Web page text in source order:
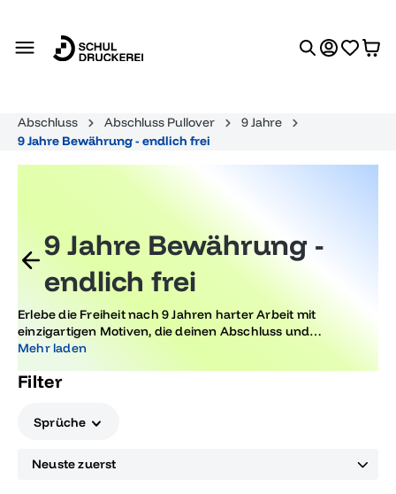
Abschluss Abschluss Pullover
9 Jahre
9 Jahre Bewährung - endlich frei
9 Jahre Bewährung -
endlich frei
Erlebe die Freiheit nach 9 Jahren harter Arbeit mit
einzigartigen Motiven, die deinen Abschluss und
Neubeginn stilvoll in Szene setzen. Feier deinen Meilenstein
widerspiegeln und deinen Erfolg feiern.
Mehr laden
Filter
Sprüche